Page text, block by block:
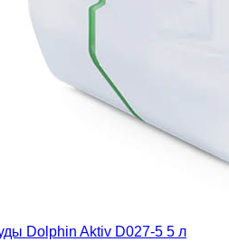
Dolphin Aktiv D027-5 5 л